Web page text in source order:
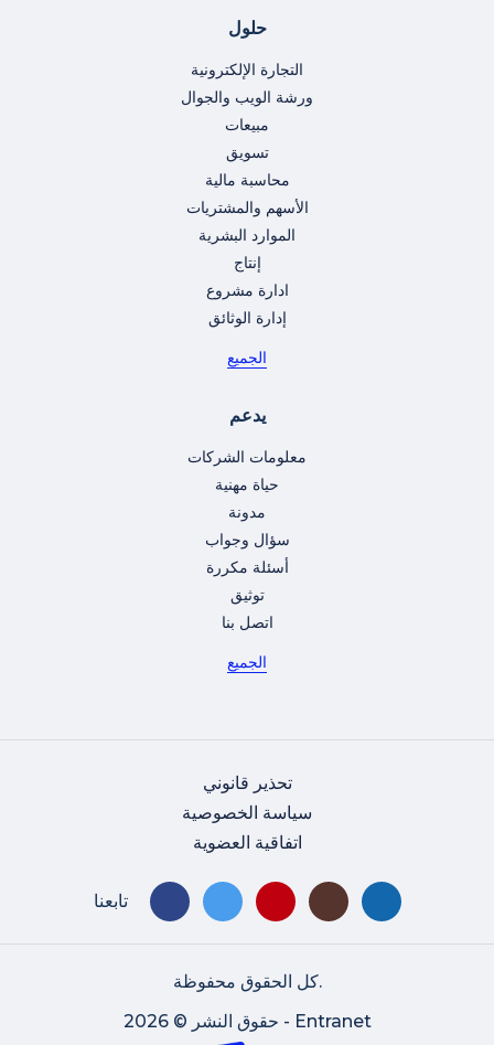
حلول
التجارة الإلكترونية
ورشة الويب والجوال
مبيعات
تسويق
محاسبة مالية
الأسهم والمشتريات
الموارد البشرية
إنتاج
ادارة مشروع
إدارة الوثائق
الجميع
يدعم
معلومات الشركات
حياة مهنية
مدونة
سؤال وجواب
أسئلة مكررة
توثيق
اتصل بنا
الجميع
تحذير قانوني
سياسة الخصوصية
اتفاقية العضوية
تابعنا
كل الحقوق محفوظة.
حقوق النشر © 2026 - Entranet